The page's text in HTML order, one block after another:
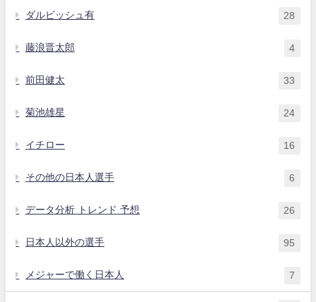
ダルビッシュ有 28
藤浪晋太郎 4
前田健太 33
菊池雄星 24
イチロー 16
その他の日本人選手 6
データ分析 トレンド 予想 26
日本人以外の選手 95
メジャーで働く日本人 7